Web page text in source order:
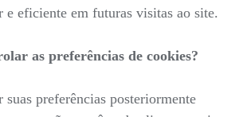
e eficiente em futuras visitas ao site.
as preferências de cookies?
suas preferências posteriormente